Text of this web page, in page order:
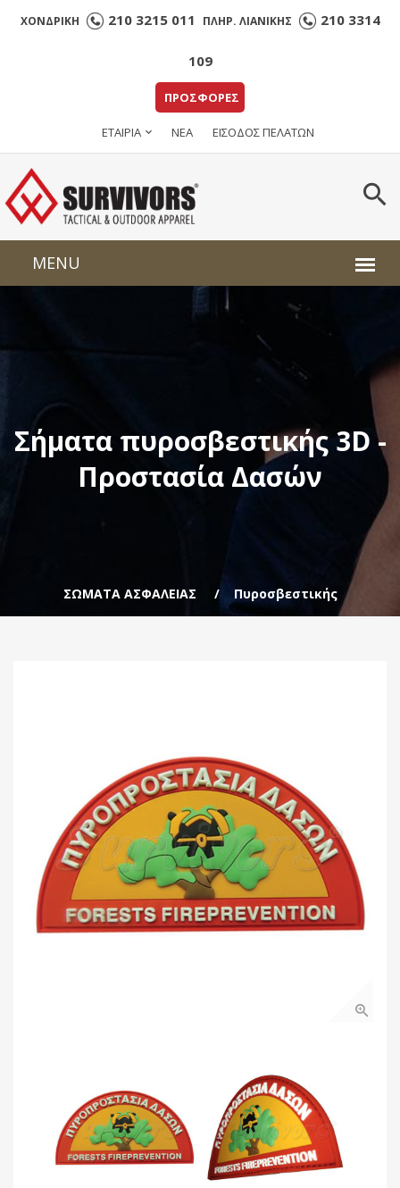
ΧΟΝΔΡΙΚΗ 210 3215 011 ΠΛΗΡ. ΛΙΑΝΙΚΗΣ 210 3314
109
ΠΡΟΣΦΟΡΕΣ
ΕΤΑΙΡΙΑ ΝΕΑ ΕΙΣΟΔΟΣ ΠΕΛΑΤΩΝ
Σήματα πυροσβεστικής 3D -
Προστασία Δασών
ΣΩΜΑΤΑ ΑΣΦΑΛΕΙΑΣ Πυροσβεστικής